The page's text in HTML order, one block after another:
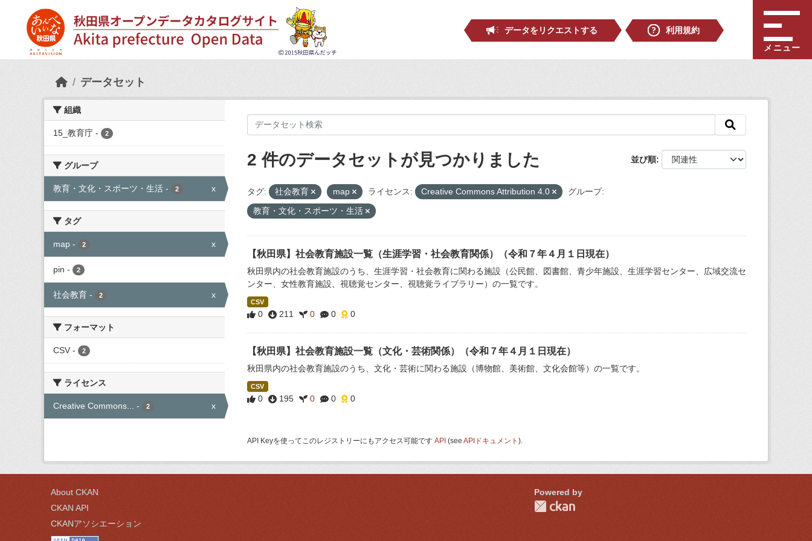
データをリクエストする
利用規約
メニュー
データセット
組織
15_教育庁 - 2
グループ
教育・文化・スポーツ・生活 - 2 x
タグ
map - 2 x
pin - 2
社会教育 - 2 x
フォーマット
CSV - 2
ライセンス
Creative Commons... - 2 x
並び順
2 件のデータセットが見つかりました
タグ: 社会教育 map ライセンス: Creative Commons Attribution 4.0
グループ:
教育・文化・スポーツ・生活
【秋田県】社会教育施設一覧（生涯学習・社会教育関係）（令和７年４月１日現在）
秋田県内の社会教育施設のうち、生涯学習・社会教育に関わる施設（公民館、図書館、青少年施設、生涯学習センター、広域交流セ
ンター、女性教育施設、視聴覚センター、視聴覚ライブラリー）の一覧です。
CSV
0 211 0 0 0
【秋田県】社会教育施設一覧（文化・芸術関係）（令和７年４月１日現在）
秋田県内の社会教育施設のうち、文化・芸術に関わる施設（博物館、美術館、文化会館等）の一覧です。
CSV
0 195 0 0 0
API Keyを使ってこのレジストリーにもアクセス可能です API (see APIドキュメント ).
About CKAN
CKAN API
CKANアソシエーション
Powered by